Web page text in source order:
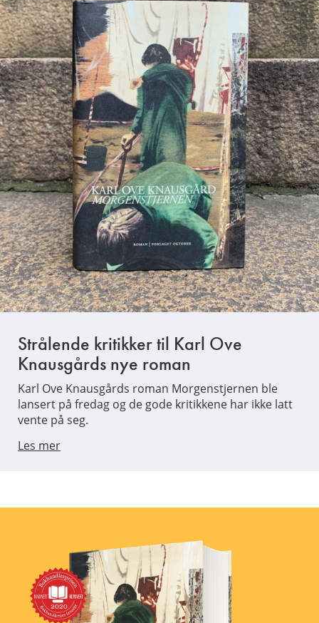
Strålende kritikker til Karl Ove
Knausgårds nye roman
Karl Ove Knausgårds roman Morgenstjernen ble
lansert på fredag og de gode kritikkene har ikke latt
vente på seg.
Les mer